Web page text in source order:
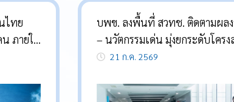
ไทย
ต้
กรณ์
บพข. ลงพื้นที่ สวทช. ติดตามผล
– นวัตกรรมเด่น มุ่งยกระดับโคร
ฐานวิจัย เพิ่มขีดความสามารถการ
21 ก.ค. 2569